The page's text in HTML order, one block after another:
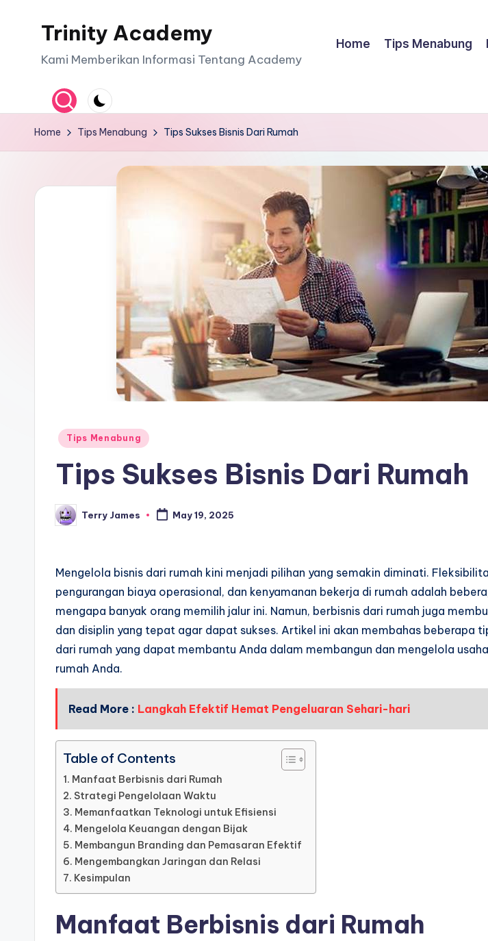
Trinity Academy
Kami Memberikan Informasi Tentang Academy
Home Tips Menabung
Home Tips Menabung Tips Sukses Bisnis Dari Rumah
Posted
Tips Menabung
Tips Sukses Bisnis Dari Rumah
Posted
by
Terry James May 19, 2025
Mengelola bisnis dari rumah kini menjadi pilihan yang semakin diminati.
pengurangan biaya operasional, dan kenyamanan bekerja di rumah adalah
mengapa banyak orang memilih jalur ini. Namun, berbisnis dari rumah juga
dan disiplin yang tepat agar dapat sukses. Artikel ini akan membahas beberapa
dari rumah yang dapat membantu Anda dalam membangun dan mengelola
rumah Anda.
Read More : Langkah Efektif Hemat Pengeluaran Sehari-hari
Table of Contents
Manfaat Berbisnis dari Rumah
Strategi Pengelolaan Waktu
Memanfaatkan Teknologi untuk Efisiensi
Mengelola Keuangan dengan Bijak
Membangun Branding dan Pemasaran Efektif
Mengembangkan Jaringan dan Relasi
Kesimpulan
Manfaat Berbisnis dari Rumah